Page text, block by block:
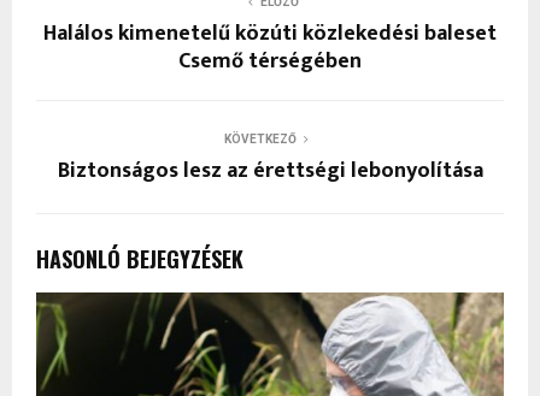
Halálos kimenetelű közúti közlekedési baleset
Csemő térségében
KÖVETKEZŐ
Biztonságos lesz az érettségi lebonyolítása
HASONLÓ BEJEGYZÉSEK